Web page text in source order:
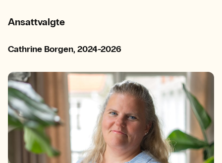
Ansattvalgte
Cathrine Borgen, 2024-2026